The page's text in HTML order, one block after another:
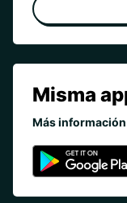
Misma
Más información